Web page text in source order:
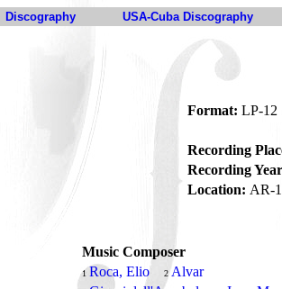
Discography USA-Cuba Discography
Format: LP-12
Recording
Recording
Location: AR-
Music Composer
1 Roca, Elio 2 Alvar